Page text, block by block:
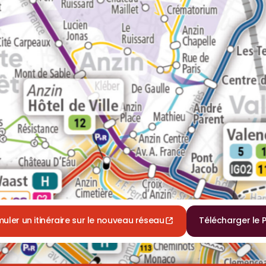
un itinéraire sur le nouveau réseau Télécharger le